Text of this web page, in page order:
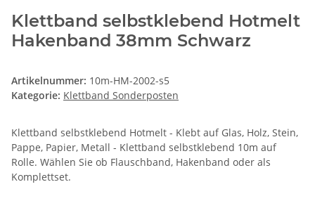
Klettband selbstklebend Hotmelt
Hakenband 38mm Schwarz
Artikelnummer: 10m-HM-2002-s5
Kategorie: Klettband Sonderposten
Klettband selbstklebend Hotmelt - Klebt auf Glas, Holz, Stein,
Pappe, Papier, Metall - Klettband selbstklebend 10m auf
Rolle. Wählen Sie ob Flauschband, Hakenband oder als
Komplettset.